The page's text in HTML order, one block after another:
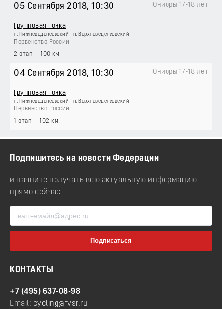
05 Сентября 2018, 10:30
Групповая гонка
п. Нижневеденеевский - п. Верхневеденеевский
Первенство России
Юниоры 17-18 лет
2 этап 100 км
04 Сентября 2018, 10:30
Групповая гонка
п. Нижневеденеевский - п. Верхневеденеевский
Первенство России
Юниоры 17-18 лет
1 этап 102 км
Подпишитесь на новости Федерации
и начните получать всю актуальную информацию
прямо сейчас
КОНТАКТЫ
+7 (495) 637-08-98
Email: cycling@fvsr.ru